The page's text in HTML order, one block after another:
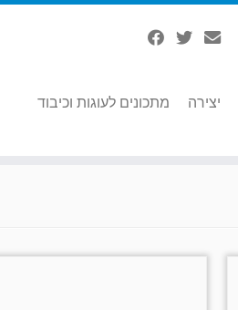
יצירה
מתכונים לעוגות וכיבוד